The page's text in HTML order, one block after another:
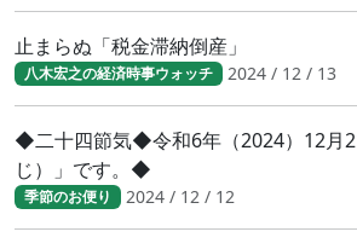
止まらぬ「税金滞納倒産」
八木宏之の経済時事ウォッチ 2024 / 12 / 13
◆二十四節気◆令和6年（2024）12月
じ）」です。◆
季節のお便り 2024 / 12 / 12